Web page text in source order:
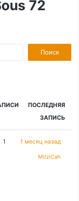
72
ПОСЛЕДНЯЯ
ЗАПИСЬ
1 1 месяц назад
MitziCah